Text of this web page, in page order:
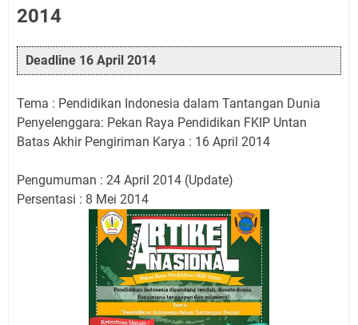
2014
Deadline 16 April 2014
Tema : Pendidikan Indonesia dalam Tantangan Dunia
Penyelenggara: Pekan Raya Pendidikan FKIP Untan
Batas Akhir Pengiriman Karya : 16 April 2014
Pengumuman : 24 April 2014 (Update)
Persentasi : 8 Mei 2014